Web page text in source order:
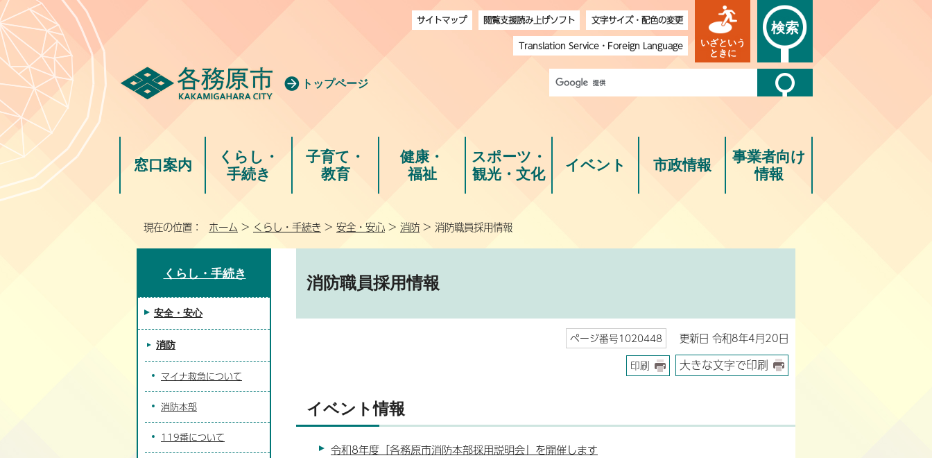
トップページ
サイトマップ 閲覧支援読み上げソフト
文字サイズ・配色の変更
Translation Service・ Foreign Language
いざという
ときに
検索
窓口案内
くらし・
手続き
子育て・
教育
健康・
福祉
スポーツ・
観光・文化
イベント 市政情報
事業者向け
情報
現在の位置： ホーム > くらし・手続き > 安全・安心 > 消防 > 消防職員採用情報
消防職員採用情報
ページ番号1020448 更新日 令和8年4月20日
印刷 大きな文字で印刷
イベント情報
令和8年度「各務原市消防本部採用説明会」を開催します
くらし・手続き
安全・安心
消防
マイナ救急について
消防本部
119番について